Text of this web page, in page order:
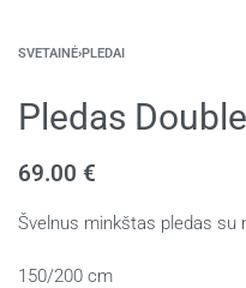
SVETAINĖ›PLEDAI
Pledas
69.00 €
Švelnus minkštas pledas su
150/200 cm